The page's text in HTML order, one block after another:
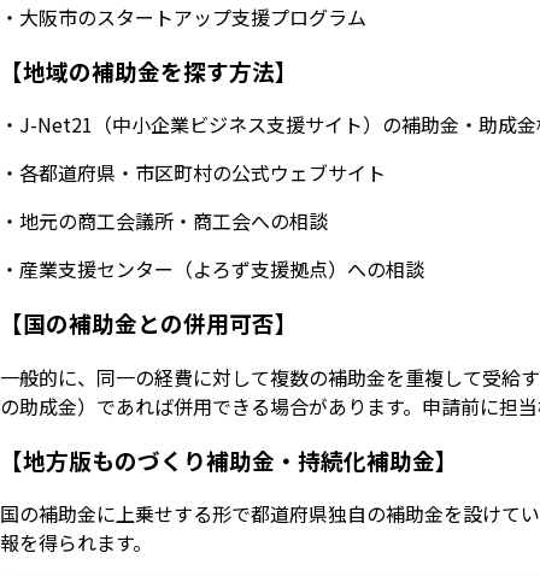
・大阪市のスタートアップ支援プログラム
【地域の補助金を探す方法】
・J-Net21（中小企業ビジネス支援サイト）の補助金・助成
・各都道府県・市区町村の公式ウェブサイト
・地元の商工会議所・商工会への相談
・産業支援センター（よろず支援拠点）への相談
【国の補助金との併用可否】
一般的に、同一の経費に対して複数の補助金を重複して受給
の助成金）であれば併用できる場合があります。申請前に担
【地方版ものづくり補助金・持続化補助金】
国の補助金に上乗せする形で都道府県独自の補助金を設けて
報を得られます。